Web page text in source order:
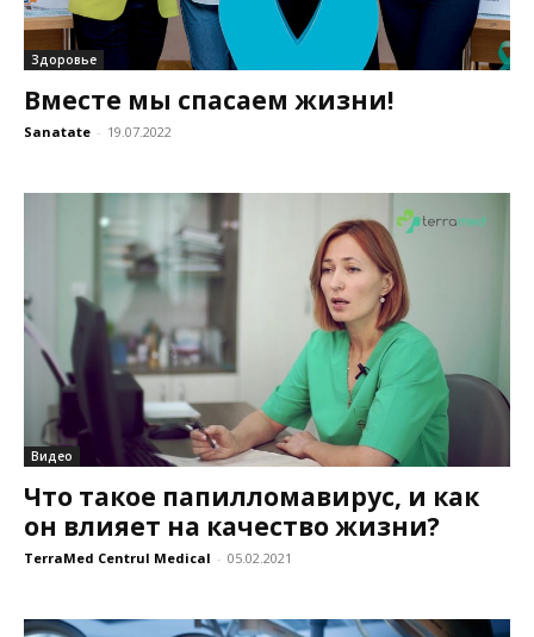
Здоровье
Вместе мы спасаем жизни!
Sanatate - 19.07.2022
Видео
Что такое папилломавирус, и как
он влияет на качество жизни?
TerraMed Centrul Medical - 05.02.2021